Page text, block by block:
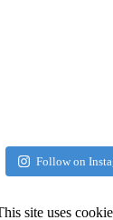
Follow on
site uses